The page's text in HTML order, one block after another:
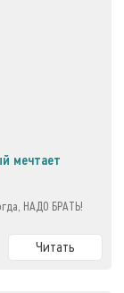
мечтает
НАДО БРАТЬ!
Читать